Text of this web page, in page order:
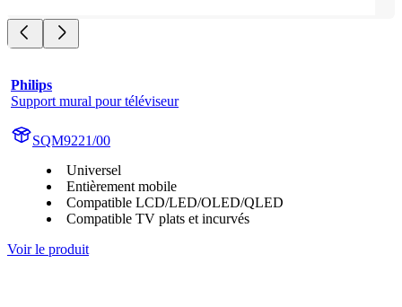
Philips
Support mural pour téléviseur
SQM9221/00
Universel
Entièrement mobile
Compatible LCD/LED/OLED/QLED
Compatible TV plats et incurvés
Voir le produit